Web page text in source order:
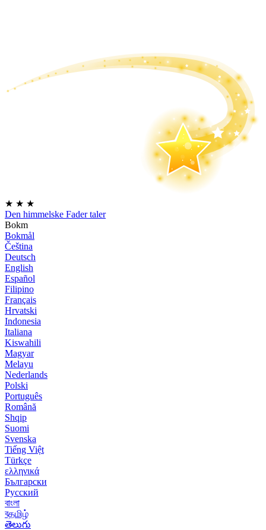
★ ★ ★
Den himmelske Fader taler
Bokm
Bokmål
Čeština
Deutsch
English
Español
Filipino
Français
Hrvatski
Indonesia
Italiana
Kiswahili
Magyar
Melayu
Nederlands
Polski
Português
Română
Shqip
Suomi
Svenska
Tiếng Việt
Türkçe
ελληνικά
Български
Русский
বাংলা
বதமிழ்
తెలుగు